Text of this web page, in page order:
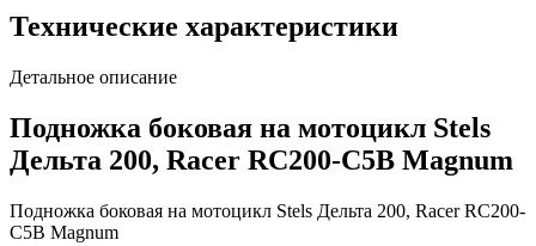
Технические характеристики
Детальное описание
Подножка боковая на мотоцикл Stels
Дельта 200, Racer RC200-C5B Magnum
Подножка боковая на мотоцикл Stels Дельта 200, Racer RC200-
C5B Magnum